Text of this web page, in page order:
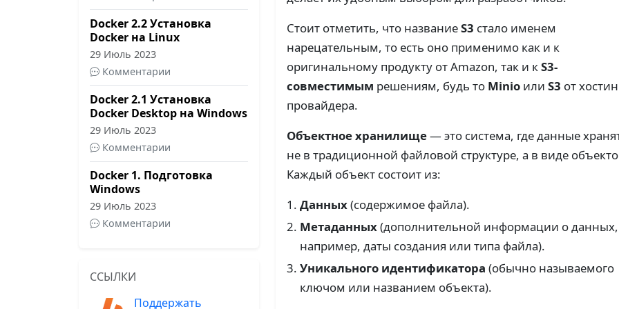
Стоит отметить, что названиеS3 стало именем
нарецательным, то есть оно применимо как и к
оригинальному продукту от Amazon, так и кS3-
совместимым решениям, будь то Minio или S3 от
провайдера.
Объектное хранилище— это система, где данные
не в традиционной файловой структуре, а в виде
Каждый объект состоит из:
Данных(содержимое файла).
Метаданных(дополнительной информации о данных,
например, даты создания или типа файла).
Уникального идентификатора (обычно называемого
ключом или названием объекта).
Docker 2.2 Установка
Docker на Linux
29 Июль 2023
Комментарии
Docker 2.1 Установка
Docker Desktop на Windows
29 Июль 2023
Комментарии
Docker 1. Подготовка
Windows
29 Июль 2023
Комментарии
ССЫЛКИ
Поддержать